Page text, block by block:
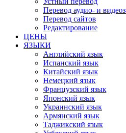
Перевод аудио- и
Перевод сайтов
Редактирование
ЦЕНЫ
ЯЗЫКИ
Английский язык
Испанский язык
Китайский язык
Немецкий язык
Французский язык
Японский язык
Украинский язык
Армянский язык
Таджикский язык